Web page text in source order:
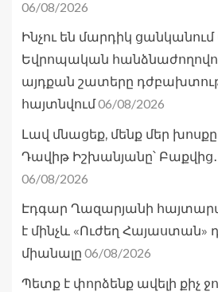
06/08/2026
Ինչու են մարդիկ
Եվրոպական
այդքան շատերը
հայտնվում06/08/2026
Լավ մնացեք, մենք մեր
Դավիթ Իշխանյանը՝ Բաքվից․
06/08/2026
Էդգար Ղազարյանի
է մինչև «Ուժեղ Հայաստան»
միանալը 06/08/2026
Պետք է փորձենք ավելի քիչ